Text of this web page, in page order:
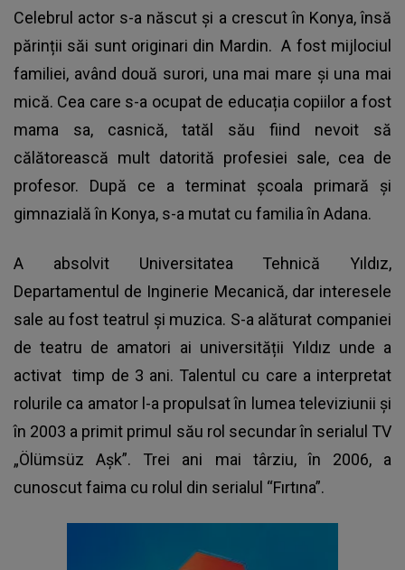
Celebrul actor s-a născut și a crescut în Konya, însă
părinții săi sunt originari din Mardin. A fost mijlociul
familiei, având două surori, una mai mare și una mai
mică. Cea care s-a ocupat de educația copiilor a fost
mama sa, casnică, tatăl său fiind nevoit să
călătorească mult datorită profesiei sale, cea de
profesor. După ce a terminat școala primară și
gimnazială în Konya, s-a mutat cu familia în Adana.
A absolvit Universitatea Tehnică Yıldız,
Departamentul de Inginerie Mecanică, dar interesele
sale au fost teatrul și muzica. S-a alăturat companiei
de teatru de amatori ai universității Yıldız unde a
activat timp de 3 ani. Talentul cu care a interpretat
rolurile ca amator l-a propulsat în lumea televiziunii și
în 2003 a primit primul său rol secundar în serialul TV
„Ölümsüz Aşk”. Trei ani mai târziu, în 2006, a
cunoscut faima cu rolul din serialul “Fırtına”.